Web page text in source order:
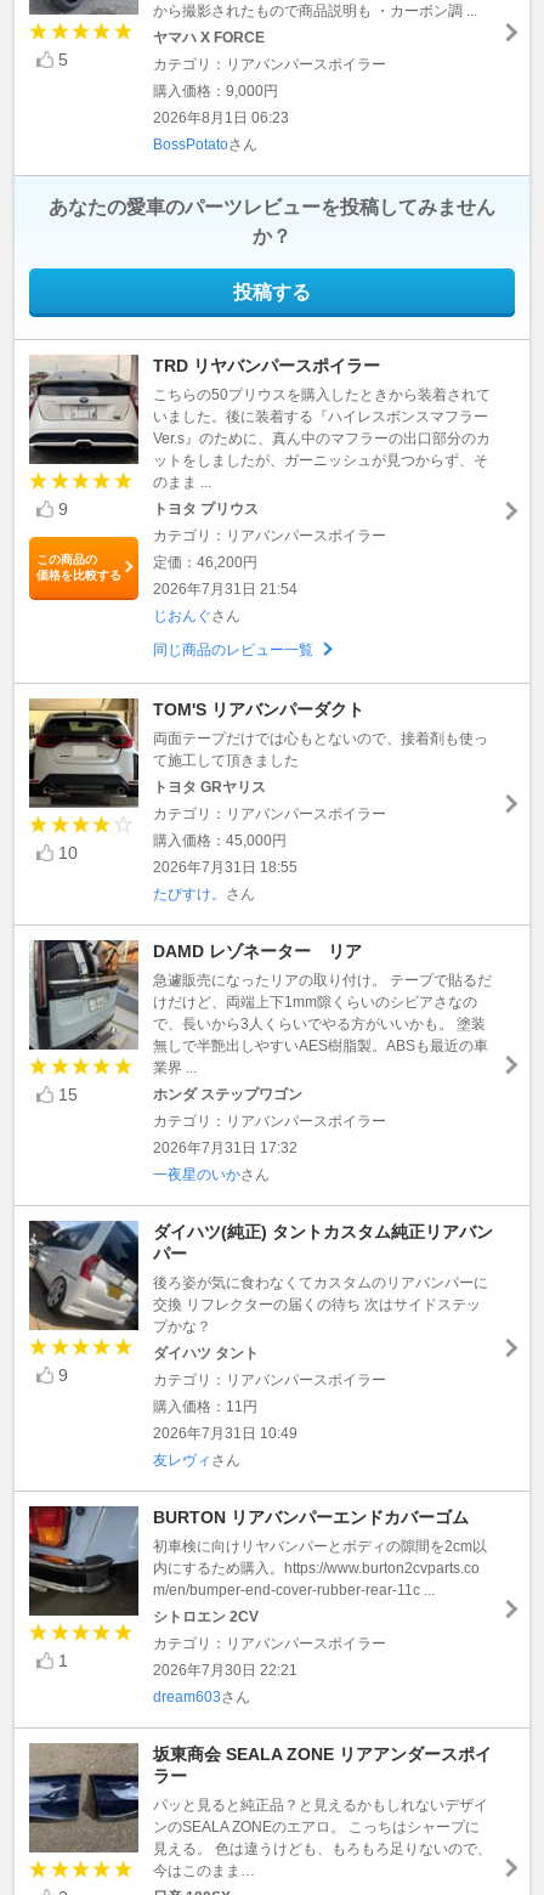
5
から撮影されたもので商品説明も ・カーボン調 ...
ヤマハ X FORCE
カテゴリ：リアバンパースポイラー
購入価格：9,000円
2026年8月1日 06:23
BossPotatoさん
あなたの愛車のパーツレビューを投稿してみません
か？
投稿する
9
この商品の
価格を比較する
TRD リヤバンパースポイラー
こちらの50プリウスを購入したときから装着されて
いました。後に装着する『ハイレスポンスマフラー
Ver.s』のために、真ん中のマフラーの出口部分のカ
ットをしましたが、ガーニッシュが見つからず、そ
のまま ...
トヨタ プリウス
カテゴリ：リアバンパースポイラー
定価：46,200円
2026年7月31日 21:54
じおんぐさん
同じ商品のレビュー一覧
10
TOM'S リアバンパーダクト
両面テープだけでは心もとないので、接着剤も使っ
て施工して頂きました
トヨタ GRヤリス
カテゴリ：リアバンパースポイラー
購入価格：45,000円
2026年7月31日 18:55
たびすけ。 さん
15
DAMD レゾネーター リア
急遽販売になったリアの取り付け。 テープで貼るだ
けだけど、両端上下1mm隙くらいのシビアさなの
で、長いから3人くらいでやる方がいいかも。 塗装
無しで半艶出しやすいAES樹脂製。ABSも最近の車
業界 ...
ホンダ ステップワゴン
カテゴリ：リアバンパースポイラー
2026年7月31日 17:32
一夜星のいかさん
9
ダイハツ(純正) タントカスタム純正リアバン
パー
後ろ姿が気に食わなくてカスタムのリアバンパーに
交換 リフレクターの届くの待ち 次はサイドステッ
プかな？
ダイハツ タント
カテゴリ：リアバンパースポイラー
購入価格：11円
2026年7月31日 10:49
友レヴィ さん
1
BURTON リアバンパーエンドカバーゴム
初車検に向けリヤバンパーとボディの隙間を2cm以
内にするため購入。https://www.burton2cvparts.co
m/en/bumper-end-cover-rubber-rear-11c ...
シトロエン 2CV
カテゴリ：リアバンパースポイラー
2026年7月30日 22:21
dream603さん
坂東商会 SEALA ZONE リアアンダースポイ
ラー
パッと見ると純正品？と見えるかもしれないデザイ
ンのSEALA ZONEのエアロ。 こっちはシャープに
見える。 色は違うけども、もろもろ足りないので、
今はこのまま…